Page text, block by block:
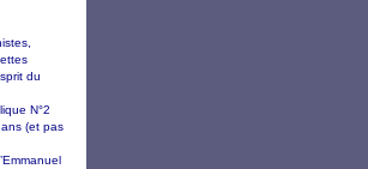
du
N°2
(et pas